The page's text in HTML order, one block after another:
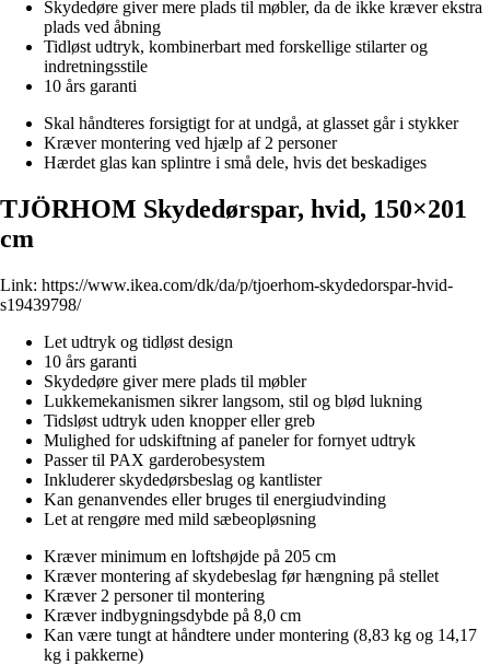
Skydedøre giver mere plads til møbler, da de ikke kræver ekstra
plads ved åbning
Tidløst udtryk, kombinerbart med forskellige stilarter og
indretningsstile
10 års garanti
Skal håndteres forsigtigt for at undgå, at glasset går i stykker
Kræver montering ved hjælp af 2 personer
Hærdet glas kan splintre i små dele, hvis det beskadiges
TJÖRHOM Skydedørspar, hvid, 150×201
cm
Link: https://www.ikea.com/dk/da/p/tjoerhom-skydedorspar-hvid-
s19439798/
Let udtryk og tidløst design
10 års garanti
Skydedøre giver mere plads til møbler
Lukkemekanismen sikrer langsom, stil og blød lukning
Tidsløst udtryk uden knopper eller greb
Mulighed for udskiftning af paneler for fornyet udtryk
Passer til PAX garderobesystem
Inkluderer skydedørsbeslag og kantlister
Kan genanvendes eller bruges til energiudvinding
Let at rengøre med mild sæbeopløsning
Kræver minimum en loftshøjde på 205 cm
Kræver montering af skydebeslag før hængning på stellet
Kræver 2 personer til montering
Kræver indbygningsdybde på 8,0 cm
Kan være tungt at håndtere under montering (8,83 kg og 14,17
kg i pakkerne)